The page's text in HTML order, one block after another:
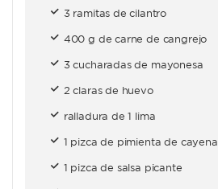
3 ramitas de cilantro
400 g de carne de cangrejo
3 cucharadas de mayonesa
2 claras de huevo
ralladura de 1 lima
1 pizca de pimienta de cayena
1 pizca de salsa picante